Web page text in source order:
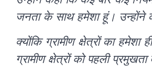
जनता के साथ हमेशा हूं। उन्होंने
क्योंकि ग्रामीण क्षेत्रों का हमेशा
ग्रामीण क्षेत्रों को पहली प्रमुखता